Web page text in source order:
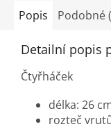
Popis
Podobné
Detailní popis
Čtyřháček
délka: 26
rozteč